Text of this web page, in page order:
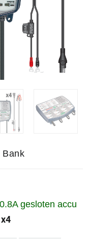
Bank
gesloten accu
x4